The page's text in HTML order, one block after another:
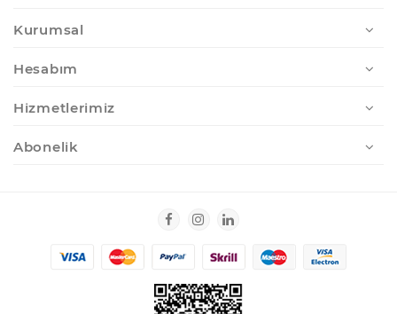
Kurumsal
Hesabım
Hizmetlerimiz
Abonelik